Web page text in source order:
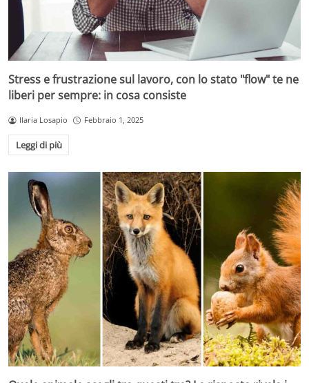
Stress e frustrazione sul lavoro, con lo stato "flow" te ne
liberi per sempre: in cosa consiste
Ilaria Losapio Febbraio 1, 2025
Leggi di più